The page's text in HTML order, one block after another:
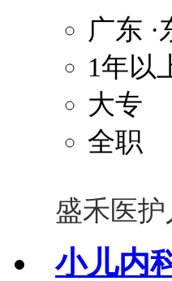
广东 ·
1年以
大专
全职
盛禾医
小儿内